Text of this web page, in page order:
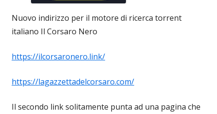
Nuovo indirizzo per il motore di ricerca torrent
italiano Il Corsaro Nero
https://ilcorsaronero.link/
https://lagazzettadelcorsaro.com/
Il secondo link solitamente punta ad una pagina che